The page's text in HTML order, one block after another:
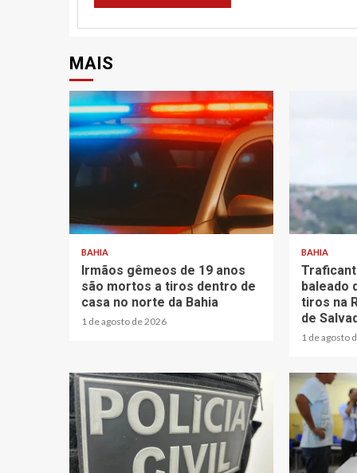
MAIS
BAHIA
Irmãos gêmeos de 19 anos
são mortos a tiros dentro de
casa no norte da Bahia
1 de agosto de 2026
BAHIA
baleado
tiros na
de
1 de agosto